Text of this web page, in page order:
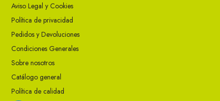
Aviso Legal y Cookies
Política de privacidad
Pedidos y Devoluciones
Condiciones Generales
Sobre nosotros
Catálogo general
Política de calidad